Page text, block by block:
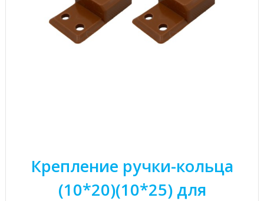
Крепление ручки-кольца
(10*20)(10*25) для